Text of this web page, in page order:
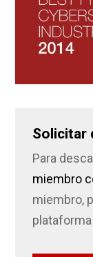
Solicitar
Para
miembro
miembro,
plataforma